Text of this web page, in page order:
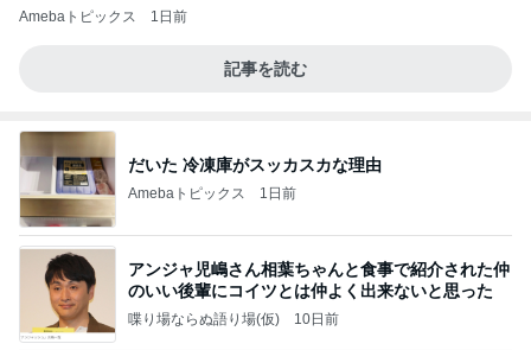
Amebaトピックス 1日前
記事を読む
だいた 冷凍庫がスッカスカな理由
Amebaトピックス 1日前
アンジャ児嶋さん相葉ちゃんと食事で紹介された仲
のいい後輩にコイツとは仲よく出来ないと思った
喋り場ならぬ語り場(仮) 10日前